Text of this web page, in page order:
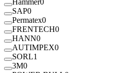
SAP0
Permatex0
FRENTECH0
HANN0
AUTIMPEX0
SORL1
3M0